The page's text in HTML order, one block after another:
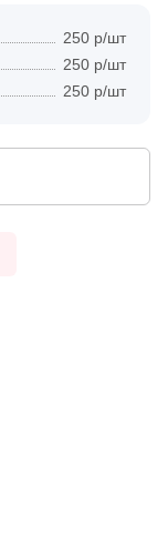
250 р/шт
250 р/шт
250 р/шт